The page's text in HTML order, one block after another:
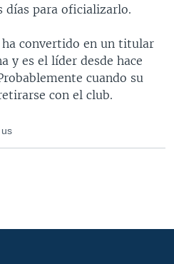
para oficializarlo.
ha convertido en un titular
y es el líder desde hace
cuando su
con el club.